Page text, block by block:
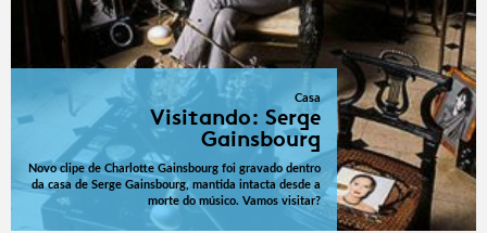
Casa
Visitando: Serge
Gainsbourg
Novo clipe de Charlotte Gainsbourg foi gravado dentro
da casa de Serge Gainsbourg, mantida intacta desde a
morte do músico. Vamos visitar?